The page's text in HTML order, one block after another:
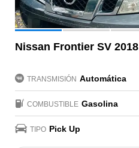
Nissan Frontier SV 2018
TRANSMISIÓN Automática
COMBUSTIBLE Gasolina
TIPO Pick Up